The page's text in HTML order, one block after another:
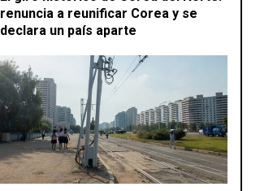
renuncia a reunificar Corea y se
declara un país aparte